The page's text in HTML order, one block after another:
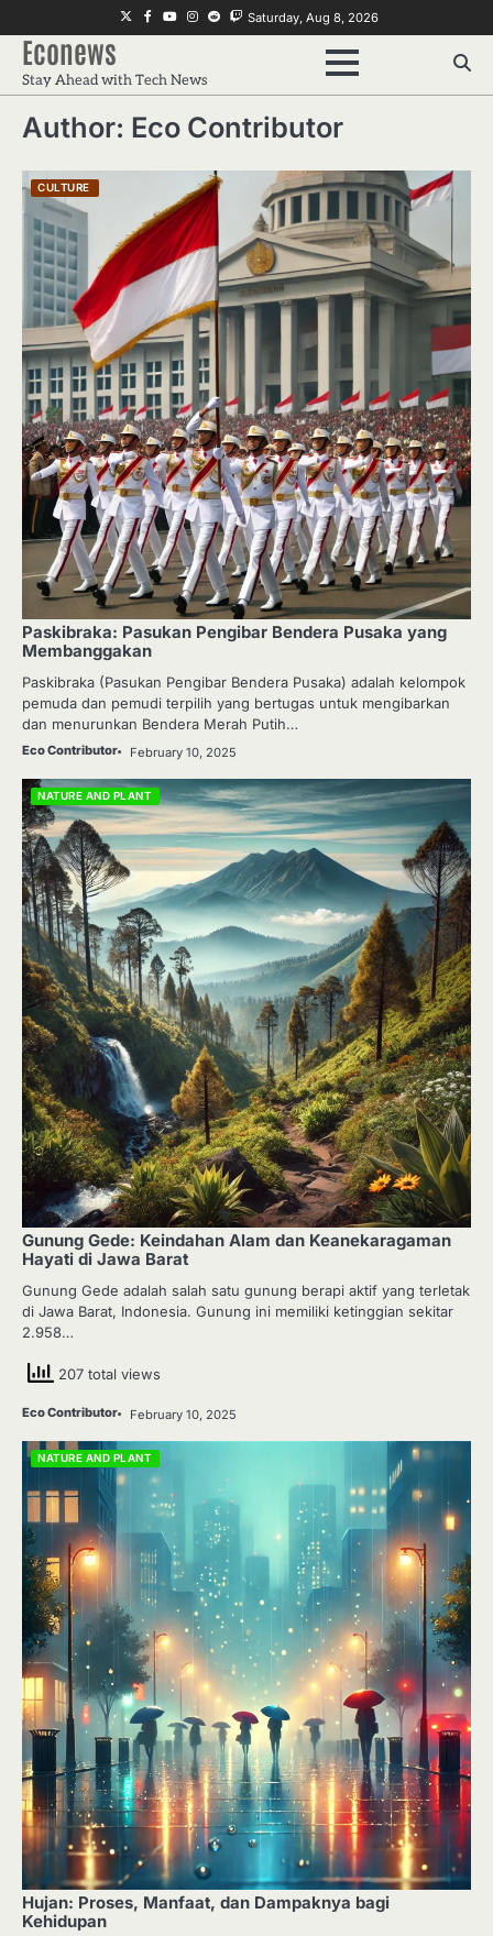
to
content
Twitter
Facebook
YoutubeInstagram
RedditTwitch
Saturday, Aug 8, 2026
Econews
Stay Ahead with Tech News
Author: Eco Contributor
CULTURE
Paskibraka: Pasukan Pengibar Bendera Pusaka yang
Membanggakan
Paskibraka (Pasukan Pengibar Bendera Pusaka) adalah kelompok
pemuda dan pemudi terpilih yang bertugas untuk mengibarkan
dan menurunkan Bendera Merah Putih…
Eco Contributor February 10, 2025
NATURE AND PLANT
Gunung Gede: Keindahan Alam dan Keanekaragaman
Hayati di Jawa Barat
Gunung Gede adalah salah satu gunung berapi aktif yang terletak
di Jawa Barat, Indonesia. Gunung ini memiliki ketinggian sekitar
2.958…
207 total views
Eco Contributor February 10, 2025
NATURE AND PLANT
Hujan: Proses, Manfaat, dan Dampaknya bagi
Kehidupan